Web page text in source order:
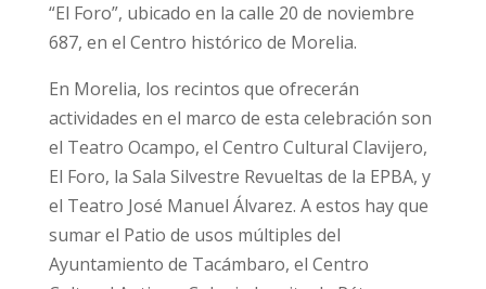
“El Foro”, ubicado en la calle 20 de noviembre
687, en el Centro histórico de Morelia.
En Morelia, los recintos que ofrecerán
actividades en el marco de esta celebración son
el Teatro Ocampo, el Centro Cultural Clavijero,
El Foro, la Sala Silvestre Revueltas de la EPBA, y
el Teatro José Manuel Álvarez. A estos hay que
sumar el Patio de usos múltiples del
Ayuntamiento de Tacámbaro, el Centro